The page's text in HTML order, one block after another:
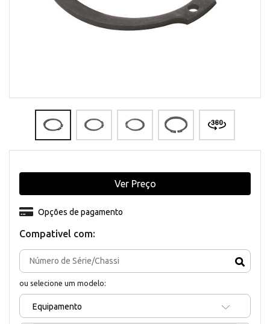
Compativel com:
ou selecione um modelo:
Equipamento
Opções de pagamento
Ver Preço